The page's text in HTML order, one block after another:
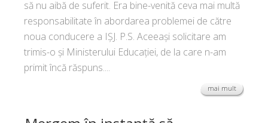
să nu aibă de suferit. Era bine-venită ceva mai multă
responsabilitate în abordarea problemei de către
noua conducere a IȘJ. P.S. Aceeași solicitare am
trimis-o și Ministerului Educației, de la care n-am
primit încă răspuns....
mai mult